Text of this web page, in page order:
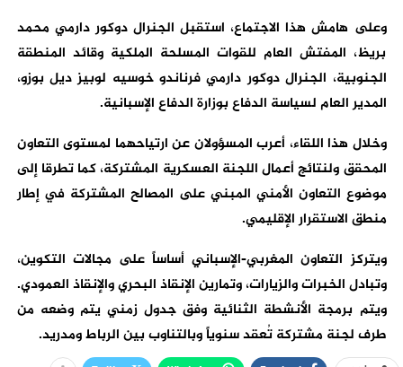
وعلى هامش هذا الاجتماع، استقبل الجنرال دوكور دارمي محمد
بريظ، المفتش العام للقوات المسلحة الملكية وقائد المنطقة
الجنوبية، الجنرال دوكور دارمي فرناندو خوسيه لوبيز ديل بوزو،
المدير العام لسياسة الدفاع بوزارة الدفاع الإسبانية.
وخلال هذا اللقاء، أعرب المسؤولان عن ارتياحهما لمستوى التعاون
المحقق ولنتائج أعمال اللجنة العسكرية المشتركة، كما تطرقا إلى
موضوع التعاون الأمني المبني على المصالح المشتركة في إطار
منطق الاستقرار الإقليمي.
ويتركز التعاون المغربي-الإسباني أساساً على مجالات التكوين،
وتبادل الخبرات والزيارات، وتمارين الإنقاذ البحري والإنقاذ العمودي.
ويتم برمجة الأنشطة الثنائية وفق جدول زمني يتم وضعه من
طرف لجنة مشتركة تُعقد سنوياً وبالتناوب بين الرباط ومدريد.